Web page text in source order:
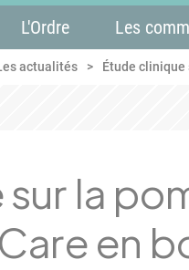
L'Ordre Les
actualités Étude clinique
la
en